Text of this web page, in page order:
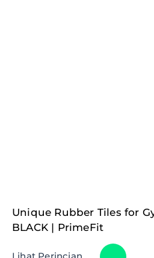
Unique Rubber Tiles for
BLACK | PrimeFit